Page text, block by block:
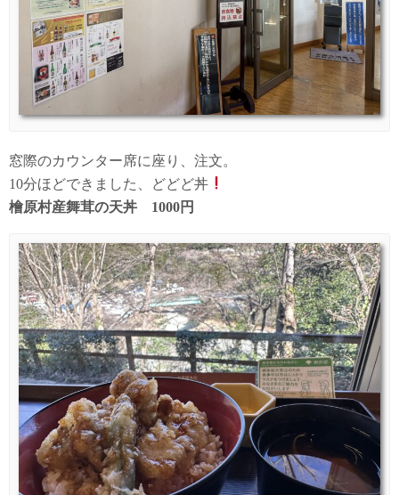
窓際のカウンター席に座り、注文。
10分ほどできました、どどど丼
檜原村産舞茸の天丼 1000円